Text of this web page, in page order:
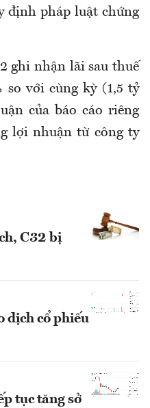
định pháp luật chứng
ghi nhận lãi sau thuế
so với cùng kỳ (1,5 tỷ
của báo cáo riêng
lợi nhuận từ công ty
C32 bị
dịch cổ phiếu
tục tăng sở